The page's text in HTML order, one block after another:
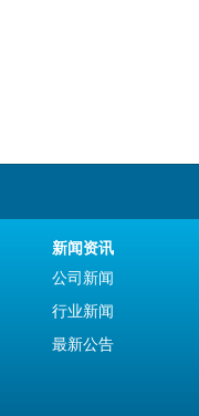
新闻资讯
公司新闻
行业新闻
最新公告